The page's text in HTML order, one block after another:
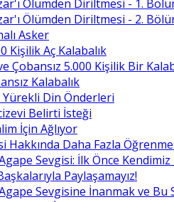
Ölümden Diriltmesi - 1.
Ölümden Diriltmesi - 2.
Asker
Kişilik Aç Kalabalık
Çobansız 5.000 Kişilik Bir
Kalabalık
Yürekli Din Önderleri
Belirti İsteği
İçin Ağlıyor
Hakkında Daha Fazla
Sevgisi: İlk Önce
Paylaşamayız!
Sevgisine İnanmak ve Bu